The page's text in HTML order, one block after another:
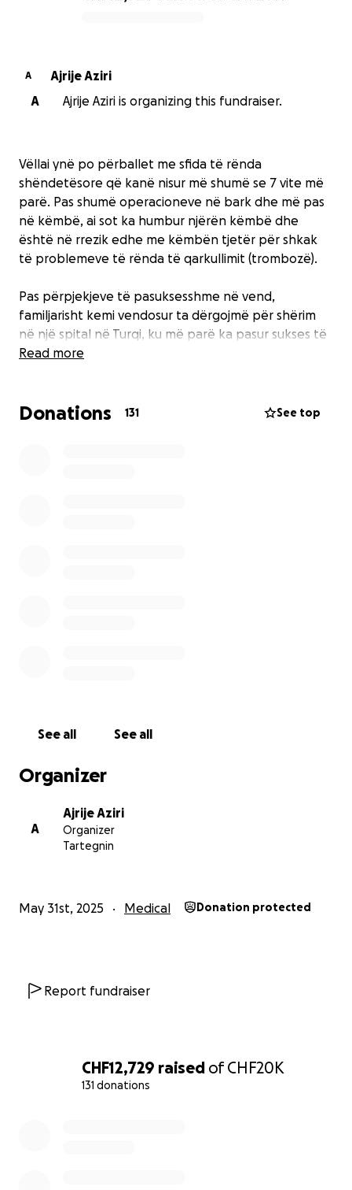
CHF12,729 raised ofCHF20K
131 donations
A
Ajrije Aziri
A
Ajrije Aziri is organizing this fundraiser.
Vëllai ynë po përballet me sfida të rënda
shëndetësore që kanë nisur më shumë se 7 vite më
parë. Pas shumë operacioneve në bark dhe më pas
në këmbë, ai sot ka humbur njërën këmbë dhe
është në rrezik edhe me këmbën tjetër për shkak
të problemeve të rënda të qarkullimit (trombozë).
Pas përpjekjeve të pasuksesshme në vend,
familjarisht kemi vendosur ta dërgojmë për shërim
në një spital në Turqi, ku më parë ka pasur sukses të
pjesshëm. Këtë herë, mjekët po kërkojnë ndërhyrje
Read more
Donations 131 See top
See all See all
Organizer
A
Ajrije Aziri
Organizer
Tartegnin
May 31st, 2025 Medical Donation protected
Report fundraiser